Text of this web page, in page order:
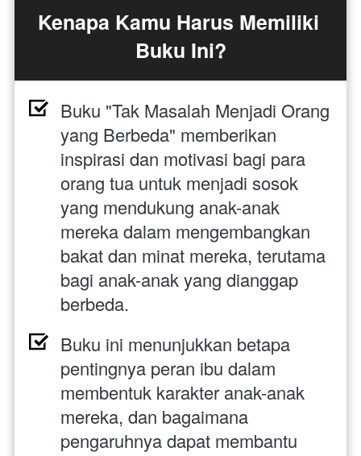
Kenapa Kamu Harus Memiliki
Buku Ini?
Buku "Tak Masalah Menjadi Orang
yang Berbeda" memberikan
inspirasi dan motivasi bagi para
orang tua untuk menjadi sosok
yang mendukung anak-anak
mereka dalam mengembangkan
bakat dan minat mereka, terutama
bagi anak-anak yang dianggap
berbeda.
Buku ini menunjukkan betapa
pentingnya peran ibu dalam
membentuk karakter anak-anak
mereka, dan bagaimana
pengaruhnya dapat membantu